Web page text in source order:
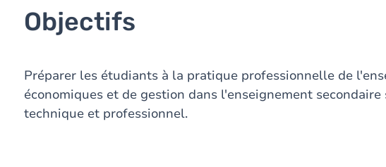
Objectifs
Préparer les étudiants à la pratique professionnelle de
économiques et de gestion dans l'enseignement
technique et professionnel.